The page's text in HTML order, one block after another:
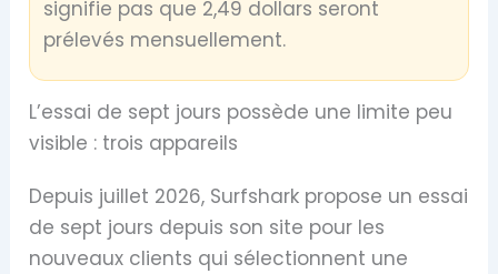
signifie pas que 2,49 dollars seront
prélevés mensuellement.
L’essai de sept jours possède une limite peu
visible : trois appareils
Depuis juillet 2026, Surfshark propose un essai
de sept jours depuis son site pour les
nouveaux clients qui sélectionnent une